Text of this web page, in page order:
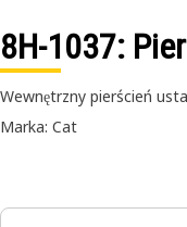
8H-1037:
Wewnętrzny pierścień
Marka: Cat